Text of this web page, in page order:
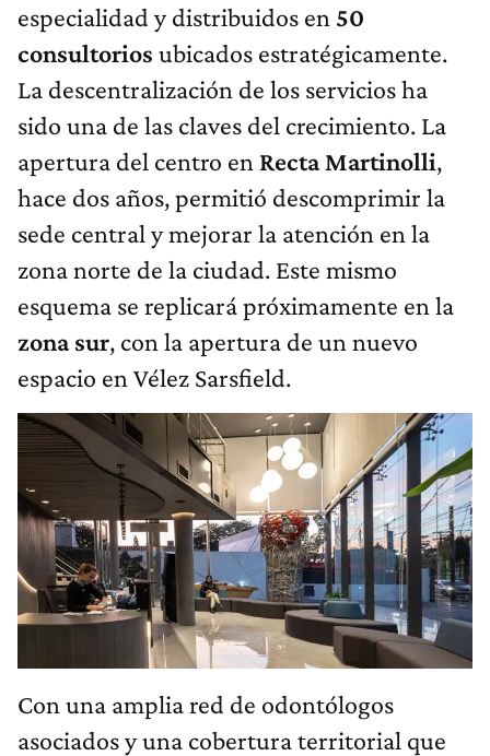
especialidad y distribuidos en 50
consultorios ubicados estratégicamente.
La descentralización de los servicios ha
sido una de las claves del crecimiento. La
apertura del centro en Recta Martinolli,
hace dos años, permitió descomprimir la
sede central y mejorar la atención en la
zona norte de la ciudad. Este mismo
esquema se replicará próximamente en la
zona sur, con la apertura de un nuevo
espacio en Vélez Sarsfield.
Con una amplia red de odontólogos
asociados y una cobertura territorial que